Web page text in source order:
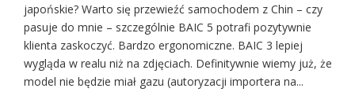
japońskie? Warto się przewieźć samochodem z Chin – czy
pasuje do mnie – szczególnie BAIC 5 potrafi pozytywnie
klienta zaskoczyć. Bardzo ergonomiczne. BAIC 3 lepiej
wygląda w realu niż na zdjęciach. Definitywnie wiemy już, że
model nie będzie miał gazu (autoryzacji importera na...